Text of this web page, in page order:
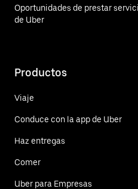
Oportunidades de prestar
de Uber
Productos
Viaje
Conduce con la app de Uber
Haz entregas
Comer
Uber para Empresas